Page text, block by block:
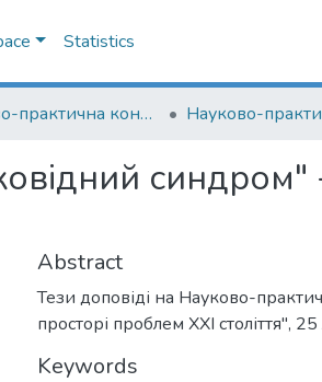
Statistics
Науково-практична конференція "Особистість у просторі проблем ХХІ століття"
Abstract
Тези доповіді на Науково-
просторі проблем ХХІ століття",
Keywords